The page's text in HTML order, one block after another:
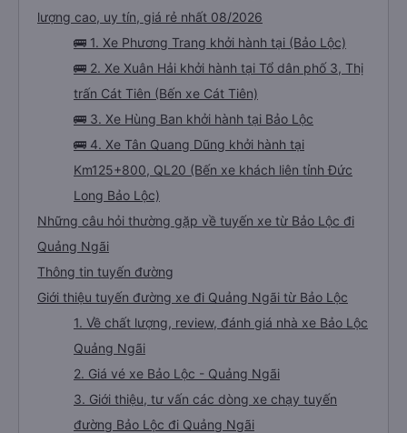
lượng cao, uy tín, giá rẻ nhất 08/2026
🚌 1. Xe Phương Trang khởi hành tại (Bảo Lộc)
🚌 2. Xe Xuân Hải khởi hành tại Tổ dân phố 3, Thị
trấn Cát Tiên (Bến xe Cát Tiên)
🚌 3. Xe Hùng Ban khởi hành tại Bảo Lộc
🚌 4. Xe Tân Quang Dũng khởi hành tại
Km125+800, QL20 (Bến xe khách liên tỉnh Đức
Long Bảo Lộc)
Những câu hỏi thường gặp về tuyến xe từ Bảo Lộc đi
Quảng Ngãi
Thông tin tuyến đường
Giới thiệu tuyến đường xe đi Quảng Ngãi từ Bảo Lộc
1. Về chất lượng, review, đánh giá nhà xe Bảo Lộc
Quảng Ngãi
2. Giá vé xe Bảo Lộc - Quảng Ngãi
3. Giới thiệu, tư vấn các dòng xe chạy tuyến
đường Bảo Lộc đi Quảng Ngãi